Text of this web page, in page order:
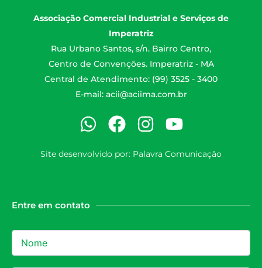
Associação Comercial Industrial e Serviços de
Imperatriz
Rua Urbano Santos, s/n. Bairro Centro,
Centro de Convenções. Imperatriz - MA
Central de Atendimento: (99) 3525 - 3400
E-mail: acii@aciima.com.br
Site desenvolvido por: Palavra Comunicação
Entre em contato